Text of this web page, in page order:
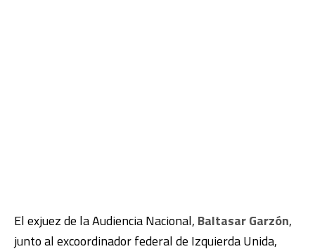
El exjuez de la Audiencia Nacional, Baltasar Garzón,
junto al excoordinador federal de Izquierda Unida,